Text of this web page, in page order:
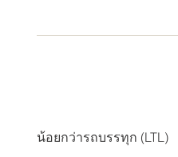
น้อยกว่ารถบรรทุก (LTL)